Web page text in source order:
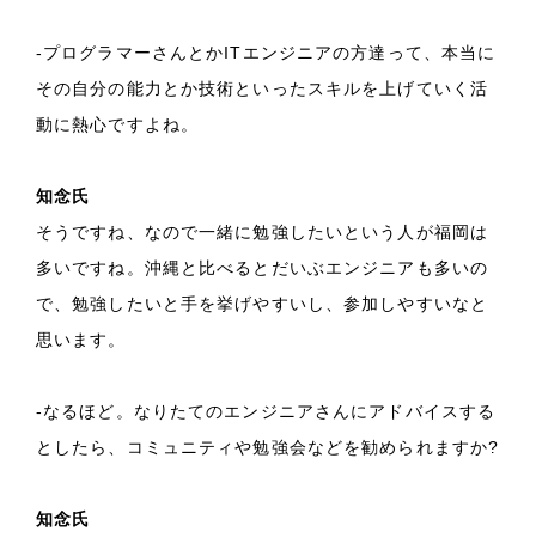
-プログラマーさんとかITエンジニアの方達って、本当に
その自分の能力とか技術といったスキルを上げていく活
動に熱心ですよね。
知念氏
そうですね、なので一緒に勉強したいという人が福岡は
多いですね。沖縄と比べるとだいぶエンジニアも多いの
で、勉強したいと手を挙げやすいし、参加しやすいなと
思います。
-なるほど。なりたてのエンジニアさんにアドバイスする
としたら、コミュニティや勉強会などを勧められますか?
知念氏